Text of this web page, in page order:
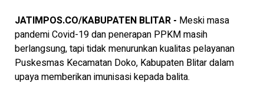
JATIMPOS.CO/KABUPATEN BLITAR - Meski masa
pandemi Covid-19 dan penerapan PPKM masih
berlangsung, tapi tidak menurunkan kualitas pelayanan
Puskesmas Kecamatan Doko, Kabupaten Blitar dalam
upaya memberikan imunisasi kepada balita.